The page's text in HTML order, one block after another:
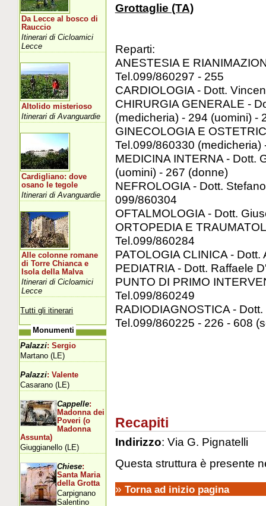
Grottaglie (TA)
Reparti:
ANESTESIA E
Tel.099/860297 - 255
CARDIOLOGIA - Dott.
CHIRURGIA GENERALE -
(medicheria) - 294 (uomini) -
GINECOLOGIA E
Tel.099/860330
MEDICINA INTERNA - Dott.
(uomini) - 267 (donne)
NEFROLOGIA - Dott.
099/860304
OFTALMOLOGIA - Dott.
ORTOPEDIA E
Tel.099/860284
PATOLOGIA CLINICA -
PEDIATRIA - Dott. Raffaele
PUNTO DI PRIMO
Tel.099/860249
RADIODIAGNOSTICA -
Tel.099/860225 - 226 - 608
Recapiti
Indirizzo: Via G. Pignatelli
Questa struttura è presente
» Torna ad inizio pagina
Da Lecce al bosco di
Rauccio
Itinerari di Cicloamici
Lecce
Altolido misterioso
Itinerari di Avanguardie
Cardigliano: dove
osano le tegole
Itinerari di Avanguardie
Alle colonne romane
di Torre Chianca e
Isola della Malva
Itinerari di Cicloamici
Lecce
Tutti gli itinerari
Monumenti
Palazzi: Sergio
Martano (LE)
Palazzi: Valente
Casarano (LE)
Cappelle:
Madonna dei
Poveri (o
Madonna
Assunta)
Giuggianello (LE)
Chiese:
Santa Maria
della Grotta
Carpignano
Salentino